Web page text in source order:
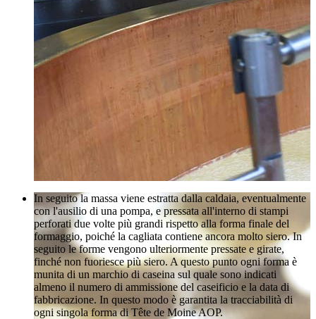
In seguito la massa viene estratta dalla caldaia, eventualmente
con l'ausilio di una pompa, e pressata all'interno di stampi
perforati due volte più grandi rispetto alla forma finale del
formaggio, poiché la cagliata contiene ancora molto siero. In
seguito le forme vengono ulteriormente pressate e girate,
finché non fuoriesce più siero. A questo punto ogni forma è
munita di un marchio di caseina sul quale sono indicati
almeno il numero di ammissione del caseificio e la data di
fabbricazione. In questo modo è garantita la tracciabilità di
ogni singola forma di Tête de Moine AOP.